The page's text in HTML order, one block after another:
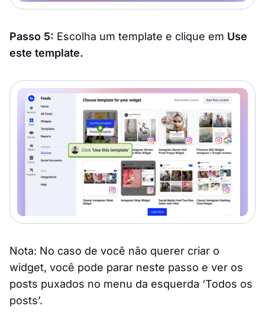
Passo 5: Escolha um template e clique em Use
este template.
Nota: No caso de você não querer criar o
widget, você pode parar neste passo e ver os
posts puxados no menu da esquerda ‘Todos os
posts’.